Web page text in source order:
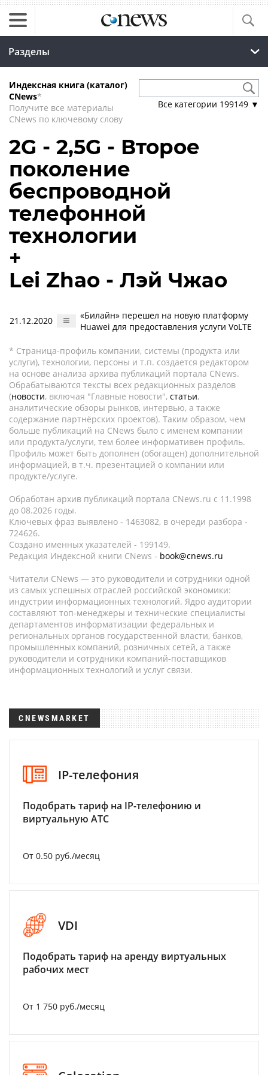
Разделы
Индексная книга (каталог)
CNews*
Получите все материалы
CNews по ключевому слову
Все категории 199149 ▼
2G - 2,5G - Второе
поколение
беспроводной
телефонной
технологии
+
Lei Zhao - Лэй Чжао
21.12.2020
«Билайн» перешел на новую платформу
Huawei для предоставления услуги VoLTE
* Страница-профиль компании, системы (продукта или
услуги), технологии, персоны и т.п. создается редактором
на основе анализа архива публикаций портала CNews.
Обрабатываются тексты всех редакционных разделов
(новости, включая "Главные новости", статьи,
аналитические обзоры рынков, интервью, а также
содержание партнёрских проектов). Таким образом, чем
больше публикаций на CNews было с именем компании
или продукта/услуги, тем более информативен профиль.
Профиль может быть дополнен (обогащен) дополнительной
информацией, в т.ч. презентацией о компании или
продукте/услуге.
Обработан архив публикаций портала CNews.ru c 11.1998
до 08.2026 годы.
Ключевых фраз выявлено - 1463082, в очереди разбора -
724626.
Создано именных указателей - 199149.
Редакция Индексной книги CNews - book@cnews.ru
Читатели CNews — это руководители и сотрудники одной
из самых успешных отраслей российской экономики:
индустрии информационных технологий. Ядро аудитории
составляют топ-менеджеры и технические специалисты
департаментов информатизации федеральных и
региональных органов государственной власти, банков,
промышленных компаний, розничных сетей, а также
руководители и сотрудники компаний-поставщиков
информационных технологий и услуг связи.
CNEWSMARKET
IP-телефония
Подобрать тариф на IP-телефонию и
виртуальную АТС
От 0.50 руб./месяц
VDI
Подобрать тариф на аренду виртуальных
рабочих мест
От 1 750 руб./месяц